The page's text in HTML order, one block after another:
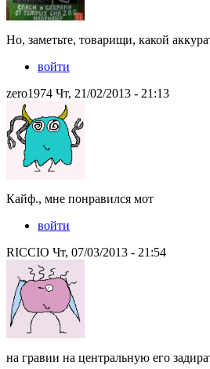
Но, заметьте, товарищи, какой
войти
zero1974 Чт, 21/02/2013 - 21:13
Кайф., мне понравился мот
войти
RICCIO Чт, 07/03/2013 - 21:54
на гравии на центральную его